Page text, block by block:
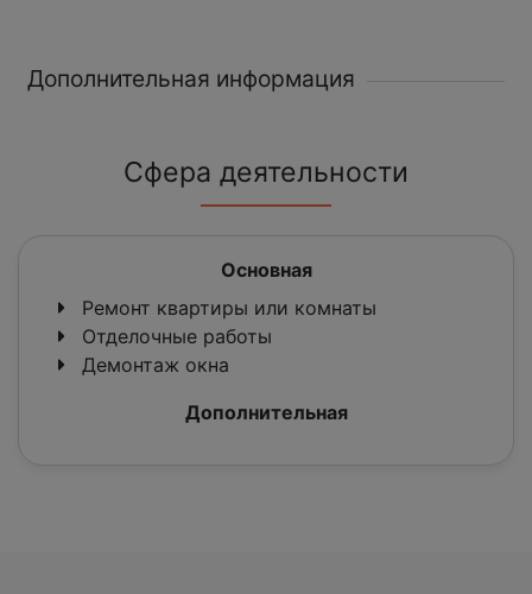
Дополнительная информация
Сфера деятельности
Основная
Ремонт квартиры или комнаты
Отделочные работы
Демонтаж окна
Дополнительная